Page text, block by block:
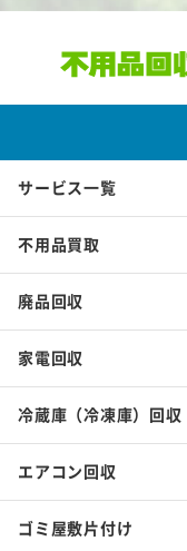
サービス一覧
不用品買取
廃品回収
家電回収
冷蔵庫（冷凍庫）回収
エアコン回収
ゴミ屋敷片付け